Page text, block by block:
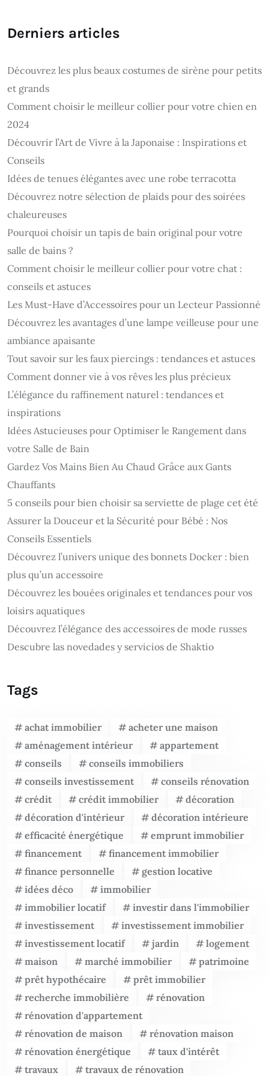
Derniers articles
Découvrez les plus beaux costumes de sirène pour petits
et grands
Comment choisir le meilleur collier pour votre chien en
2024
Découvrir l’Art de Vivre à la Japonaise : Inspirations et
Conseils
Idées de tenues élégantes avec une robe terracotta
Découvrez notre sélection de plaids pour des soirées
chaleureuses
Pourquoi choisir un tapis de bain original pour votre
salle de bains ?
Comment choisir le meilleur collier pour votre chat :
conseils et astuces
Les Must-Have d’Accessoires pour un Lecteur Passionné
Découvrez les avantages d’une lampe veilleuse pour une
ambiance apaisante
Tout savoir sur les faux piercings : tendances et astuces
Comment donner vie à vos rêves les plus précieux
L’élégance du raffinement naturel : tendances et
inspirations
Idées Astucieuses pour Optimiser le Rangement dans
votre Salle de Bain
Gardez Vos Mains Bien Au Chaud Grâce aux Gants
Chauffants
5 conseils pour bien choisir sa serviette de plage cet été
Assurer la Douceur et la Sécurité pour Bébé : Nos
Conseils Essentiels
Découvrez l’univers unique des bonnets Docker : bien
plus qu’un accessoire
Découvrez les bouées originales et tendances pour vos
loisirs aquatiques
Découvrez l’élégance des accessoires de mode russes
Descubre las novedades y servicios de Shaktio
Tags
achat immobilier
acheter une maison
aménagement intérieur
appartement
conseils
conseils immobiliers
conseils investissement
conseils rénovation
crédit
crédit immobilier
décoration
décoration d'intérieur
décoration intérieure
efficacité énergétique
emprunt immobilier
financement
financement immobilier
finance personnelle
gestion locative
idées déco
immobilier
immobilier locatif
investir dans l'immobilier
investissement
investissement immobilier
investissement locatif
jardin
logement
maison
marché immobilier
patrimoine
prêt hypothécaire
prêt immobilier
recherche immobilière
rénovation
rénovation d'appartement
rénovation de maison
rénovation maison
rénovation énergétique
taux d'intérêt
travaux
travaux de rénovation